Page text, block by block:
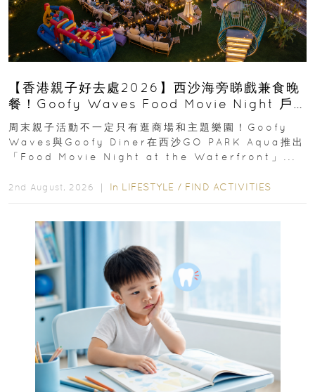
【香港親子好去處2026】西沙海旁睇戲兼食晚
餐！Goofy Waves Food Movie Night 戶
外影院逢週末登場
周末親子活動不一定只有逛商場和主題樂園！Goofy
Waves與Goofy Diner在西沙GO PARK Aqua推出
「Food Movie Night at the Waterfront」...
2nd August, 2026 ｜ In LIFESTYLE / FIND ACTIVITIES